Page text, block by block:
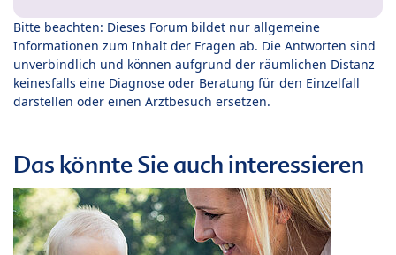
Bitte beachten: Dieses Forum bildet nur allgemeine
Informationen zum Inhalt der Fragen ab. Die Antworten sind
unverbindlich und können aufgrund der räumlichen Distanz
keinesfalls eine Diagnose oder Beratung für den Einzelfall
darstellen oder einen Arztbesuch ersetzen.
Das könnte Sie auch interessieren